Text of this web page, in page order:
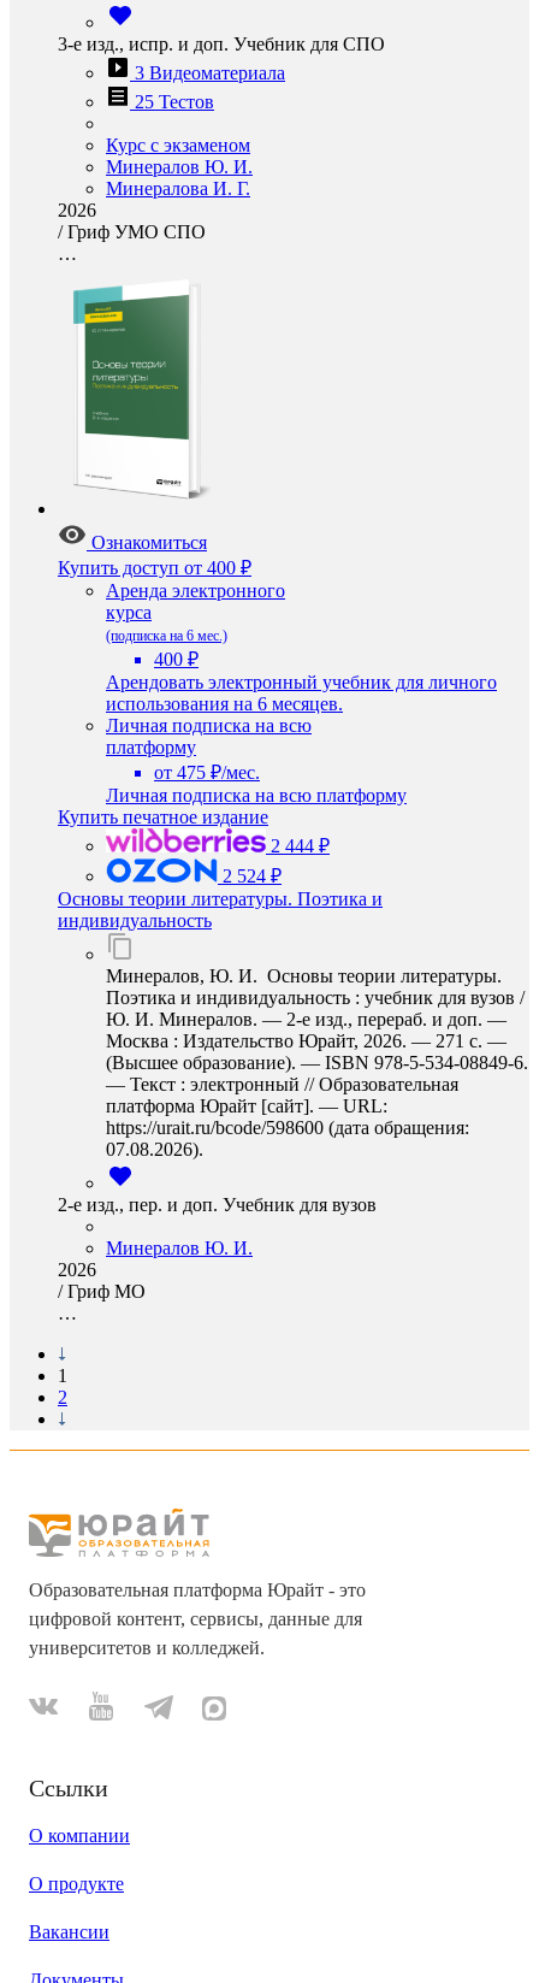
3-е изд., испр. и доп. Учебник для СПО
3 Видеоматериала
25 Тестов
Курс с экзаменом
Минералов Ю. И.
Минералова И. Г.
2026
/Гриф УМО СПО
…
Ознакомиться
Купить доступ от 400 ₽
Аренда электронного
курса
(подписка на 6 мес.)
400 ₽
Арендовать электронный учебник для личного
использования на 6 месяцев.
Личная подписка на всю
платформу
от 475 ₽/мес.
Личная подписка на всю платформу
Купить печатное издание
2 444 ₽
2 524 ₽
Основы теории литературы. Поэтика и
индивидуальность
Минералов, Ю. И. Основы теории литературы.
Поэтика и индивидуальность : учебник для вузов /
Ю. И. Минералов. — 2-е изд., перераб. и доп. —
Москва : Издательство Юрайт, 2026. — 271 с. —
(Высшее образование). — ISBN 978-5-534-08849-6.
— Текст : электронный // Образовательная
платформа Юрайт [сайт]. — URL:
https://urait.ru/bcode/598600 (дата обращения:
07.08.2026).
2-е изд., пер. и доп. Учебник для вузов
Минералов Ю. И.
2026
/Гриф МО
…
1
2
Образовательная платформа Юрайт - это
цифровой контент, сервисы, данные для
университетов и колледжей.
Ссылки
О компании
О продукте
Вакансии